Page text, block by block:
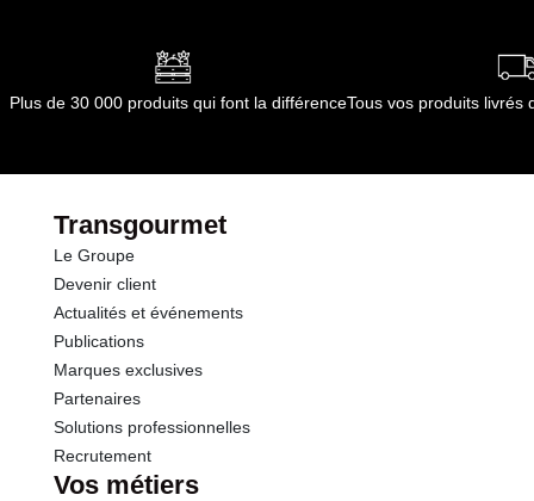
Glucides
Protéines
Sel
Opérations
Plus de 30 000 produits qui font la différenceTous vos produits livrés
Transgourmet
Le Groupe
Devenir client
Actualités et événements
Publications
Marques exclusives
Partenaires
Solutions professionnelles
Recrutement
Vos métiers